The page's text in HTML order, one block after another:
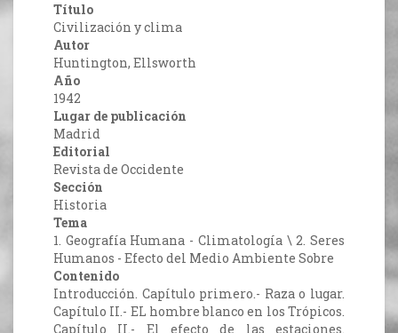
Título
Civilización y clima
Autor
Huntington, Ellsworth
Año
1942
Lugar de publicación
Madrid
Editorial
Revista de Occidente
Sección
Historia
Tema
1. Geografía Humana - Climatología \ 2. Seres
Humanos - Efecto del Medio Ambiente Sobre
Contenido
Introducción. Capítulo primero.- Raza o lugar.
Capítulo II.- EL hombre blanco en los Trópicos.
Capítulo II.- El efecto de las estaciones.